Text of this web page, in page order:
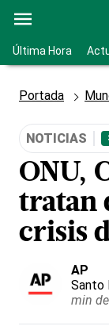
Última Hora
Portada
NOTICIAS
ONU,
tratan
crisis
AP
Santo
min